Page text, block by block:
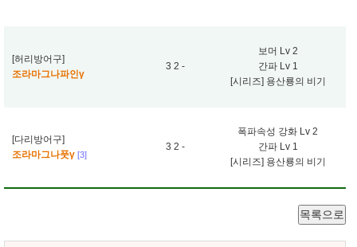
[허리방어구]
조라마그나파인γ
3 2 -
보머 Lv 2
간파 Lv 1
[시리즈] 용산룡의 비기
[다리방어구]
조라마그나풋γ [3]
3 2 -
폭파속성 강화 Lv 2
간파 Lv 1
[시리즈] 용산룡의 비기
목록으로